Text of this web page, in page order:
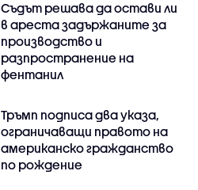
Съдът решава да остави ли
в ареста задържаните за
производство и
разпространение на
фентанил
Тръмп подписа два указа,
ограничаващи правото на
американско гражданство
по рождение